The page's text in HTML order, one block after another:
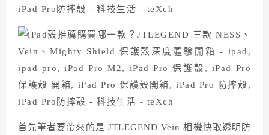
首先筆者要帶來的是 JTLEGEND Vein 相機快取透明防